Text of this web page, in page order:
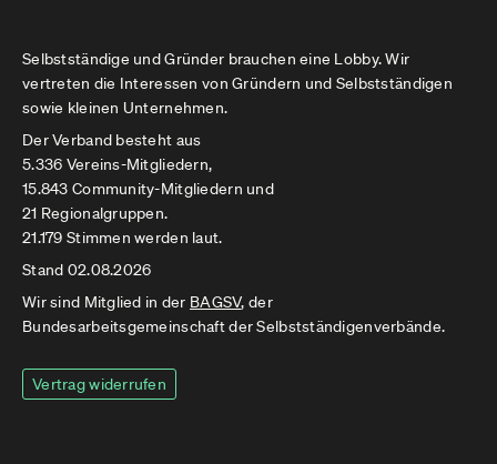
Selbstständige und Gründer brauchen eine Lobby. Wir
vertreten die Interessen von Gründern und Selbstständigen
sowie kleinen Unternehmen.
Der Verband besteht aus
5.336 Vereins-Mitgliedern,
15.843 Community-Mitgliedern und
21 Regionalgruppen.
21.179 Stimmen werden laut.
Stand 02.08.2026
Wir sind Mitglied in der BAGSV, der
Bundesarbeitsgemeinschaft der Selbstständigenverbände.
Vertrag widerrufen